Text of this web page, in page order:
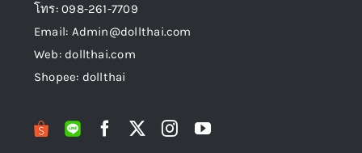
โทร: 098-261-7709
Email: Admin@dollthai.com
Web: dollthai.com
Shopee: dollthai